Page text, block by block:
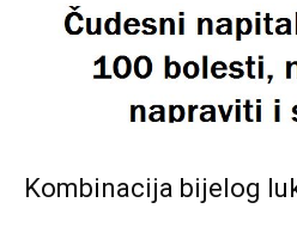
Kombinacija bijelog